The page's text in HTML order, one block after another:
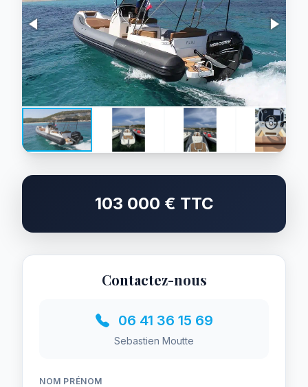
103 000 € TTC
Contactez-nous
06 41 36 15 69
Sebastien Moutte
NOM PRÉNOM